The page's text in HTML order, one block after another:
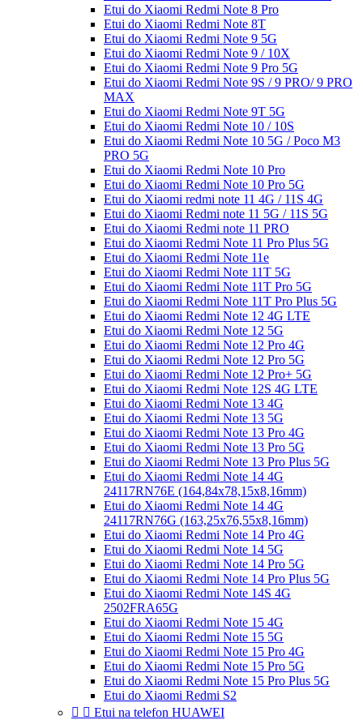
Etui do Xiaomi Redmi Note 8 Pro
Etui do Xiaomi Redmi Note 8T
Etui do Xiaomi Redmi Note 9 5G
Etui do Xiaomi Redmi Note 9 / 10X
Etui do Xiaomi Redmi Note 9 Pro 5G
Etui do Xiaomi Redmi Note 9S / 9 PRO/ 9 PRO
MAX
Etui do Xiaomi Redmi Note 9T 5G
Etui do Xiaomi Redmi Note 10 / 10S
Etui do Xiaomi Redmi Note 10 5G / Poco M3
PRO 5G
Etui do Xiaomi Redmi Note 10 Pro
Etui do Xiaomi Redmi Note 10 Pro 5G
Etui do Xiaomi redmi note 11 4G / 11S 4G
Etui do Xiaomi Redmi note 11 5G / 11S 5G
Etui do Xiaomi Redmi note 11 PRO
Etui do Xiaomi Redmi Note 11 Pro Plus 5G
Etui do Xiaomi Redmi Note 11e
Etui do Xiaomi Redmi Note 11T 5G
Etui do Xiaomi Redmi Note 11T Pro 5G
Etui do Xiaomi Redmi Note 11T Pro Plus 5G
Etui do Xiaomi Redmi Note 12 4G LTE
Etui do Xiaomi Redmi Note 12 5G
Etui do Xiaomi Redmi Note 12 Pro 4G
Etui do Xiaomi Redmi Note 12 Pro 5G
Etui do Xiaomi Redmi Note 12 Pro+ 5G
Etui do Xiaomi Redmi Note 12S 4G LTE
Etui do Xiaomi Redmi Note 13 4G
Etui do Xiaomi Redmi Note 13 5G
Etui do Xiaomi Redmi Note 13 Pro 4G
Etui do Xiaomi Redmi Note 13 Pro 5G
Etui do Xiaomi Redmi Note 13 Pro Plus 5G
Etui do Xiaomi Redmi Note 14 4G
24117RN76E (164,84x78,15x8,16mm)
Etui do Xiaomi Redmi Note 14 4G
24117RN76G (163,25x76,55x8,16mm)
Etui do Xiaomi Redmi Note 14 Pro 4G
Etui do Xiaomi Redmi Note 14 5G
Etui do Xiaomi Redmi Note 14 Pro 5G
Etui do Xiaomi Redmi Note 14 Pro Plus 5G
Etui do Xiaomi Redmi Note 14S 4G
2502FRA65G
Etui do Xiaomi Redmi Note 15 4G
Etui do Xiaomi Redmi Note 15 5G
Etui do Xiaomi Redmi Note 15 Pro 4G
Etui do Xiaomi Redmi Note 15 Pro 5G
Etui do Xiaomi Redmi Note 15 Pro Plus 5G
Etui do Xiaomi Redmi S2
  Etui na telefon HUAWEI